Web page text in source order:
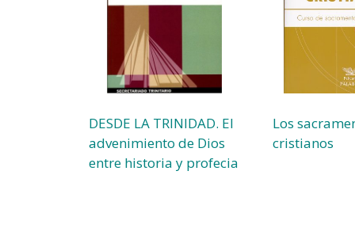
DESDE LA TRINIDAD. El
advenimiento de Dios
entre historia y profecia
Los
cristianos